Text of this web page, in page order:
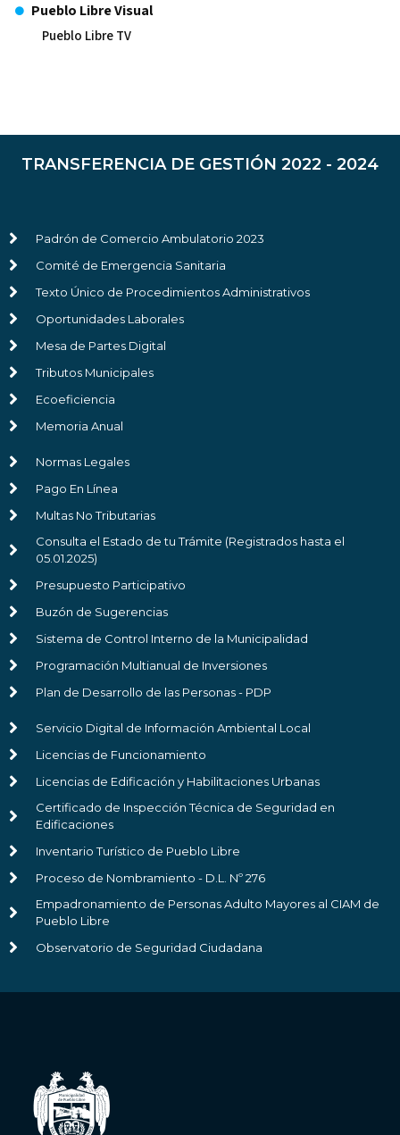
Pueblo Libre Visual
Pueblo Libre TV
TRANSFERENCIA DE GESTIÓN 2022 - 2024
Padrón de Comercio Ambulatorio 2023
Comité de Emergencia Sanitaria
Texto Único de Procedimientos Administrativos
Oportunidades Laborales
Mesa de Partes Digital
Tributos Municipales
Ecoeficiencia
Memoria Anual
Normas Legales
Pago En Línea
Multas No Tributarias
Consulta el Estado de tu Trámite (Registrados hasta el
05.01.2025)
Presupuesto Participativo
Buzón de Sugerencias
Sistema de Control Interno de la Municipalidad
Programación Multianual de Inversiones
Plan de Desarrollo de las Personas - PDP
Servicio Digital de Información Ambiental Local
Licencias de Funcionamiento
Licencias de Edificación y Habilitaciones Urbanas
Certificado de Inspección Técnica de Seguridad en
Edificaciones
Inventario Turístico de Pueblo Libre
Proceso de Nombramiento - D.L. Nº 276
Empadronamiento de Personas Adulto Mayores al CIAM de
Pueblo Libre
Observatorio de Seguridad Ciudadana